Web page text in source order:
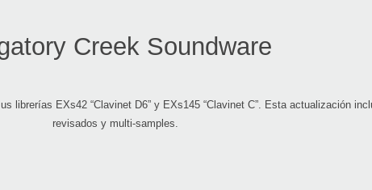
Creek Soundware
librerías EXs42 “Clavinet D6” y EXs145 “Clavinet C”. Esta actualización
revisados y multi-samples.